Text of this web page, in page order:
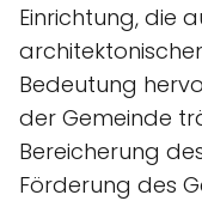
Einrichtung, die
Bedeutung
der Gemeinde
Bereicherung
Förderung des